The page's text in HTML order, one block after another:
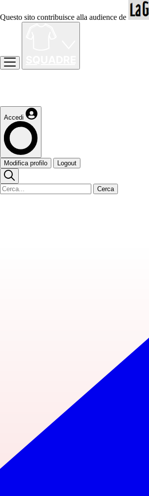
Questo sito contribuisce alla audience de
Accedi
Modifica profilo Logout
Cerca